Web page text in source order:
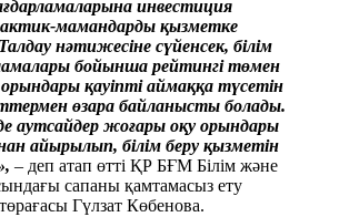
инвестиция
мамандарды қызметке
нәтижесіне сүйенсек, білім
бойынша рейтингі төмен
қауіпті аймаққа түсетін
өзара байланысты болады.
аутсайдер жоғары оқу орындары
айырылып, білім беру қызметін
– деп атап өтті ҚР БҒМ Білім және
сапаны қамтамасыз ету
Гүлзат Көбенова.